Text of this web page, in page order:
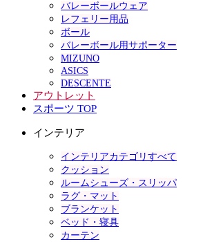
バレーボールウェア
レフェリー用品
ボール
バレーボール用サポーター
MIZUNO
ASICS
DESCENTE
アウトレット
スポーツ TOP
インテリア
インテリアカテゴリすべて
クッション
ルームシューズ・スリッパ
ラグ・マット
ブランケット
ベッド・寝具
カーテン